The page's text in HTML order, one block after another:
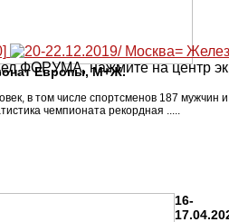
ФОРУМА, нажмите на центр
Европы, М+Ж.
в том числе спортсменов 187 мужчин
чемпионата рекордная .....
16-